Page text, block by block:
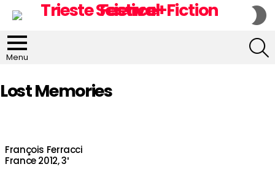
Menu
Lost Memories
François Ferracci
France 2012, 3′